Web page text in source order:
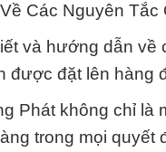
Các Nguyên Tắc
và hướng dẫn
được đặt lên hàng
Phát không chỉ là
trong mọi